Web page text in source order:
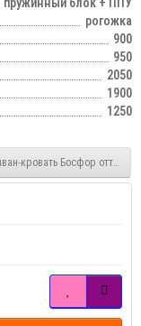
пружинный блок + ППУ
рогожка
900
950
2050
1900
1250
кровать Босфор